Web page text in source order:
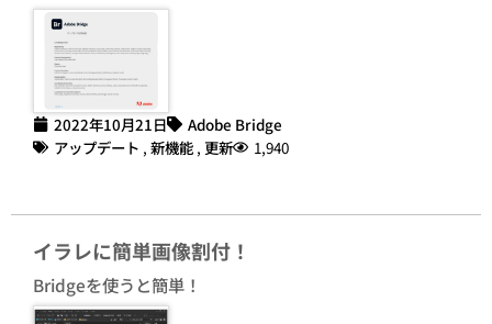
2022年10月21日
Adobe Bridge
アップデート , 新機能 , 更新 1,940
イラレに簡単画像割付！
Bridgeを使うと簡単！